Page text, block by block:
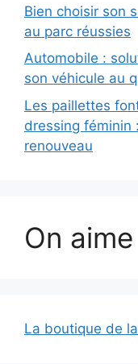
Bien choisir son
au parc réussies
Automobile :
son véhicule au
Les paillettes
dressing féminin
renouveau
On
La boutique de